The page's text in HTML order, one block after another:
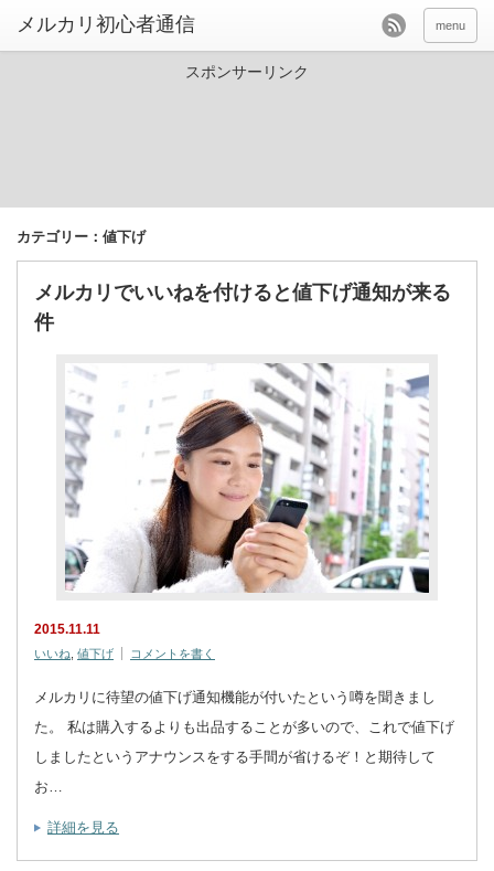
menu
スポンサーリンク
カテゴリー：値下げ
メルカリでいいねを付けると値下げ通知が来る
件
2015.11.11
いいね, 値下げ コメントを書く
メルカリに待望の値下げ通知機能が付いたという噂を聞きまし
た。 私は購入するよりも出品することが多いので、これで値下げ
しましたというアナウンスをする手間が省けるぞ！と期待して
お…
詳細を見る